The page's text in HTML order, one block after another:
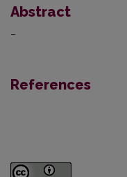
Abstract
–
References